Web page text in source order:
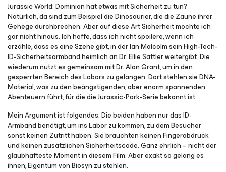
Jurassic World: Dominionhat etwas mit Sicherheit zu tun?
Natürlich, da sind zum Beispiel die Dinosaurier, die die Zäune ihrer
Gehege durchbrechen. Aber auf diese Art Sicherheit möchte ich
gar nicht hinaus. Ich hoffe, dass ich nicht spoilere, wenn ich
erzähle, dass es eine Szene gibt, in der Ian Malcolm sein High-Tech-
ID-Sicherheitsarmband heimlich an Dr. Ellie Sattler weitergibt. Die
wiederum nutzt es gemeinsam mit Dr. Alan Grant, um in den
gesperrten Bereich des Labors zu gelangen. Dort stehlen sie DNA-
Material, was zu den beängstigenden, aber enorm spannenden
Abenteuern führt, für die die Jurassic-Park-Serie bekannt ist.
Mein Argument ist folgendes: Die beiden haben nur das ID-
Armband benötigt, um ins Labor zu kommen, zu dem Besucher
sonst keinen Zutritt haben. Sie brauchten keinen Fingerabdruck
und keinen zusätzlichen Sicherheitscode. Ganz ehrlich – nicht der
glaubhafteste Moment in diesem Film. Aber exakt so gelang es
ihnen, Eigentum von Biosyn zu stehlen.